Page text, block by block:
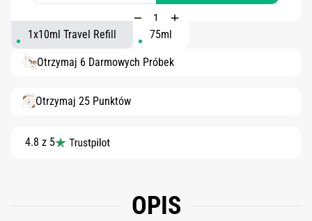
1x10ml Travel Refill 75ml
Otrzymaj 6 Darmowych Próbek
Otrzymaj 25 Punktów
4.8 z 5
OPIS